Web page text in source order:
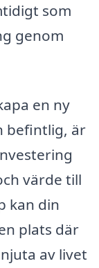
som
genom
en ny
befintlig, är
värde till
kan din
plats där
av livet